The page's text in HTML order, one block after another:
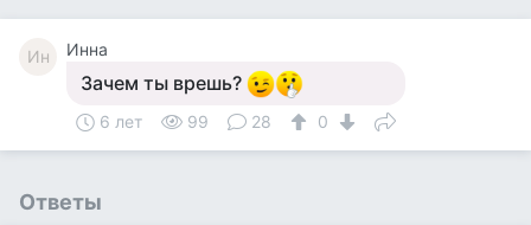
Ин Инна
Зачем ты врешь?
6 лет 99 28 0
Ответы